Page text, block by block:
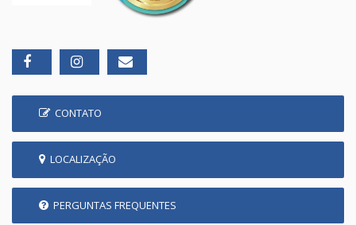
CONTATO
LOCALIZAÇÃO
PERGUNTAS FREQUENTES